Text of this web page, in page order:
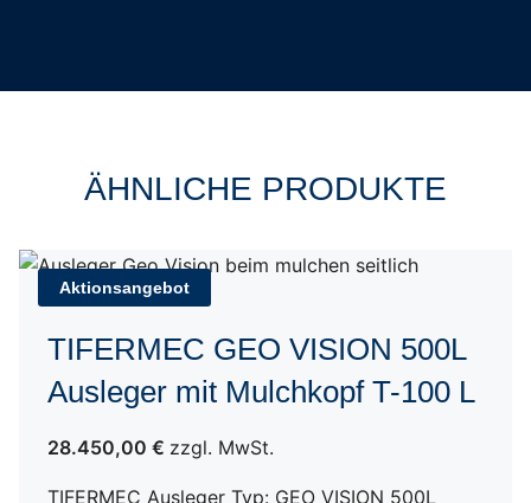
ÄHNLICHE PRODUKTE
Aktionsangebot
TIFERMEC GEO VISION 500L
Ausleger mit Mulchkopf T-100 L
28.450,00 € zzgl. MwSt.
TIFERMEC Ausleger Typ: GEO VISION 500L